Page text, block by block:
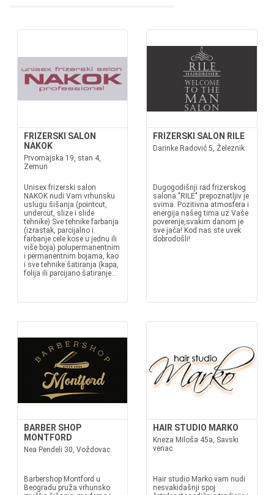
FRIZERSKI SALON
NAKOK
Prvomajska 19, stan 4,
Zemun
Unisex frizerski salon
NAKOK nudi Vam vrhunsku
uslugu šišanja (pointcut,
undercut, slize i slide
tehnike) Sve tehnike farbanja
(izrastak, parcijalno i
farbanje cele kose u jednu ili
više boja) polupermanentnim
i permanentnim bojama, kao
i sve tehnike šatiranja (kapa,
folija ili parcijano šatiranje...
FRIZERSKI SALON RILE
Darinke Radović 5, Železnik
Dugogodišnji rad frizerskog
salona "RILE" prepoznatljiv je
svima. Pozitivna atmosfera i
energija našeg tima uz Vaše
poverenje,svakim danom je
sve jača! Kod nas ste uvek
dobrodošli!
BARBER SHOP
MONTFORD
Nea Pendeli 30, Voždovac
Barbershop Montford u
Beogradu pruža vrhunsko
HAIR STUDIO MARKO
Kneza Miloša 45a, Savski
venac
Hair studio Marko vam nudi
nesvakidašnji spoj